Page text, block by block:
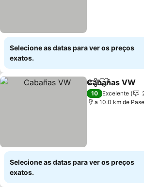
Selecione as datas para ver os preços
exatos.
PartilharAdicionar
Cabañas VW
10 Excelente
a 10.0 km de
Selecione as datas para ver os preços
exatos.